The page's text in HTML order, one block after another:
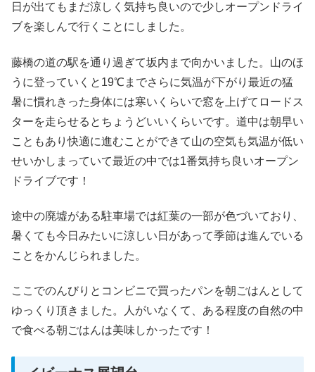
日が出てもまだ涼しく気持ち良いので少しオープンドライ
ブを楽しんで行くことにしました。
藤橋の道の駅を通り過ぎて坂内まで向かいました。山のほ
うに登っていくと19℃までさらに気温が下がり最近の猛
暑に慣れきった身体には寒いくらいで窓を上げてロードス
ターを走らせるとちょうどいいくらいです。道中は朝早い
こともあり快適に進むことができて山の空気も気温が低い
せいかしまっていて最近の中では1番気持ち良いオープン
ドライブです！
途中の廃墟がある駐車場では紅葉の一部が色づいており、
暑くても今日みたいに涼しい日があって季節は進んでいる
ことをかんじられました。
ここでのんびりとコンビニで買ったパンを朝ごはんとして
ゆっくり頂きました。人がいなくて、ある程度の自然の中
で食べる朝ごはんは美味しかったです！